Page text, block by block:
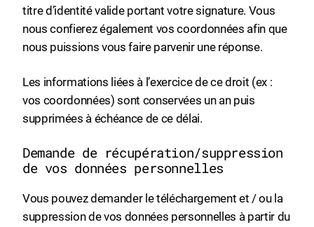
titre d’identité valide portant votre signature. Vous
nous confierez également vos coordonnées afin que
nous puissions vous faire parvenir une réponse.
Les informations liées à l’exercice de ce droit (ex :
vos coordonnées) sont conservées un an puis
supprimées à échéance de ce délai.
Demande de récupération/suppression
de vos données personnelles
Vous pouvez demander le téléchargement et / ou la
suppression de vos données personnelles à partir du